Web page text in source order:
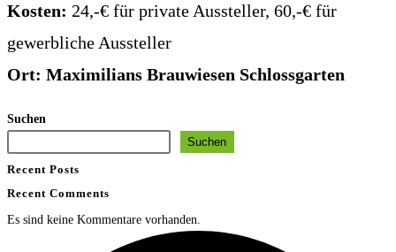
Kosten: 24,-€ für private Aussteller, 60,-€ für
gewerbliche Aussteller
Ort: Maximilians Brauwiesen Schlossgarten
Suchen
Suchen
Recent Posts
Recent Comments
Es sind keine Kommentare vorhanden.